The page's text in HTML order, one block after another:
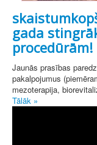
gada
procedūrām!
Jaunās prasības
pakalpojumus
mezoterapija,
Tālāk »